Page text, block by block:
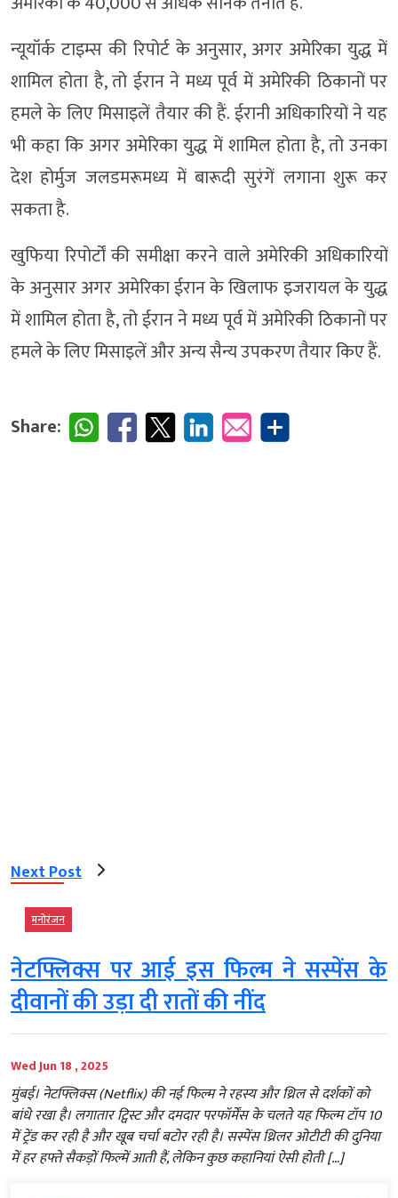
न्यूयॉर्क टाइम्स की रिपोर्ट के अनुसार, अगर अमेरिका युद्ध में
शामिल होता है, तो ईरान ने मध्य पूर्व में अमेरिकी ठिकानों पर
हमले के लिए मिसाइलें तैयार की हैं. ईरानी अधिकारियों ने यह
भी कहा कि अगर अमेरिका युद्ध में शामिल होता है, तो उनका
देश होर्मुज जलडमरूमध्य में बारूदी सुरंगें लगाना शुरू कर
सकता है.
खुफिया रिपोर्टों की समीक्षा करने वाले अमेरिकी अधिकारियों
के अनुसार अगर अमेरिका ईरान के खिलाफ इजरायल के युद्ध
में शामिल होता है, तो ईरान ने मध्य पूर्व में अमेरिकी ठिकानों पर
हमले के लिए मिसाइलें और अन्य सैन्य उपकरण तैयार किए हैं.
Share:
Next Post
मनोरंजन
नेटफ्लिक्स पर आई इस फिल्म ने सस्पेंस के
दीवानों की उड़ा दी रातों की नींद
Wed Jun 18 , 2025
मुंबई। नेटफ्लिक्स (Netflix) की नई फिल्म ने रहस्य और थ्रिल से दर्शकों को
बांधे रखा है। लगातार ट्विस्ट और दमदार परफॉर्मेंस के चलते यह फिल्म टॉप 10
में ट्रेंड कर रही है और खूब चर्चा बटोर रही है। सस्पेंस थ्रिलर ओटीटी की दुनिया
में हर हफ्ते सैकड़ों फिल्में आती हैं, लेकिन कुछ कहानियां ऐसी होती […]